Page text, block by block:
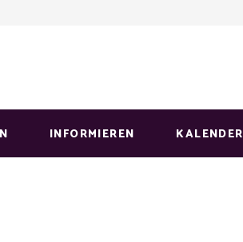
INFORMIEREN KALENDER